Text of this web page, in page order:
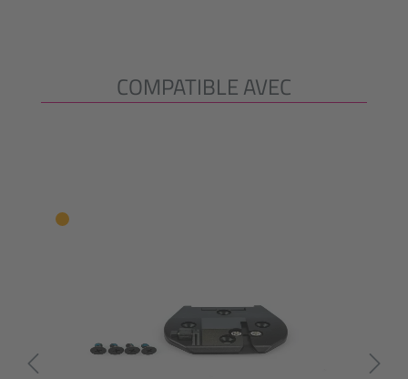
Ignorer la galerie de produits
COMPATIBLE AVEC